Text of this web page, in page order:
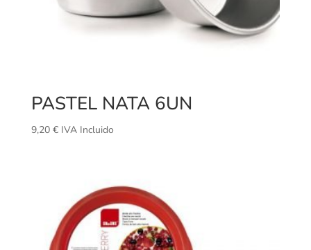
PASTEL NATA 6UN
9,20 € IVA Incluido